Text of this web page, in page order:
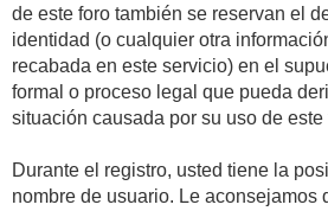
de este foro también se reservan el
identidad (o cualquier otra
recabada en este servicio) en el
formal o proceso legal que pueda
situación causada por su uso de este
Durante el registro, usted tiene la
nombre de usuario. Le aconsejamos